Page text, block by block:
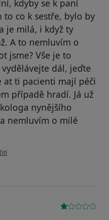
kdyby se k paní
co k sestře, bylo by
je milá, i když ty
A to nemluvím o
jsme? Vše je to
dál, jeďte
at ti pacienti mají péči
případě hradí. Já už
nynějšího
nemluvím o milé
Váš účet byl odstraněn